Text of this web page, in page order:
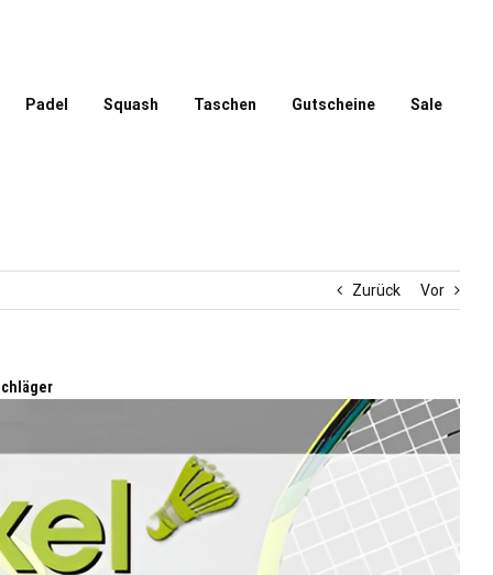
Padel Squash Taschen Gutscheine Sale
Zurück Vor